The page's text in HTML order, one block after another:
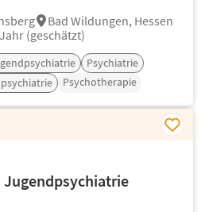
Bad Wildungen, Hessen
(geschätzt)
Psychiatrie
Psychotherapie
Jugendpsychiatrie